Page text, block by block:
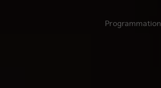
Programmation